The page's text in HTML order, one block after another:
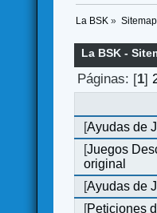
La BSK » Sitemap
La BSK -
Páginas: [1]
[Ayudas de
[Juegos
original
[Ayudas de
[Peticiones